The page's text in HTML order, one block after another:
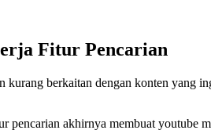
Fitur Pencarian
kurang berkaitan dengan konten
pencarian akhirnya membuat youtube